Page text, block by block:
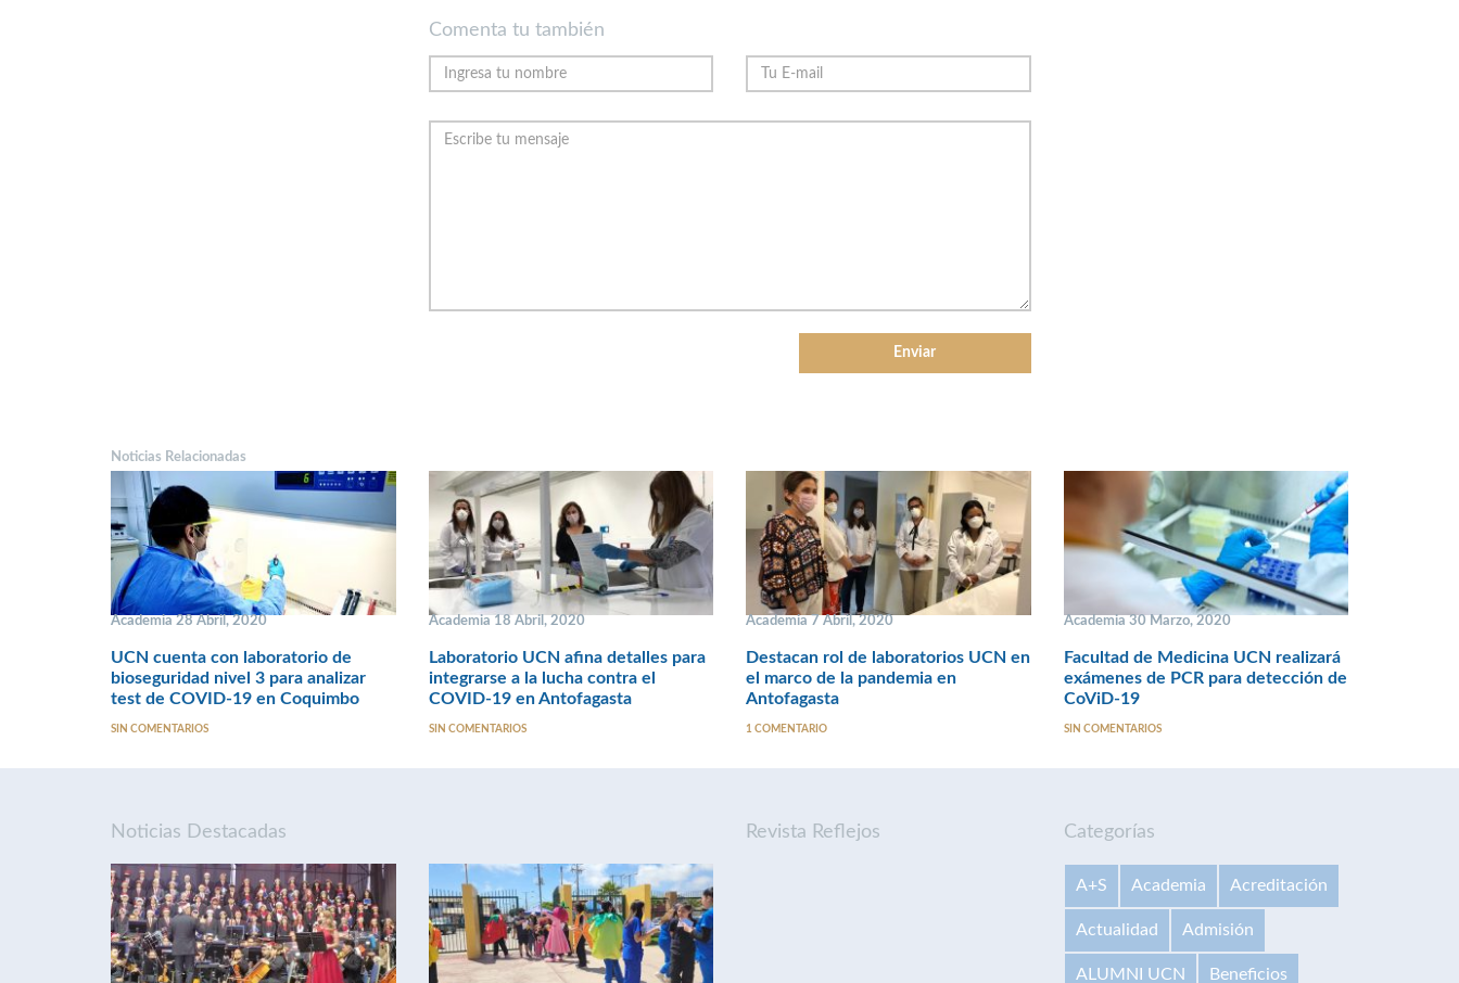
Comenta tu también
Noticias Relacionadas
Academia 28 Abril, 2020
UCN cuenta con laboratorio de
bioseguridad nivel 3 para analizar
test de COVID-19 en Coquimbo
SIN COMENTARIOS
Academia 18 Abril, 2020
Laboratorio UCN afina detalles para
integrarse a la lucha contra el
COVID-19 en Antofagasta
SIN COMENTARIOS
Academia 7 Abril, 2020
Destacan rol de laboratorios UCN en
el marco de la pandemia en
Antofagasta
1 COMENTARIO
Academia 30 Marzo, 2020
Facultad de Medicina UCN realizará
exámenes de PCR para detección de
CoViD-19
SIN COMENTARIOS
Noticias Destacadas Revista Reflejos Categorías
A+S Academia Acreditación
Actualidad Admisión
ALUMNI UCN Beneficios